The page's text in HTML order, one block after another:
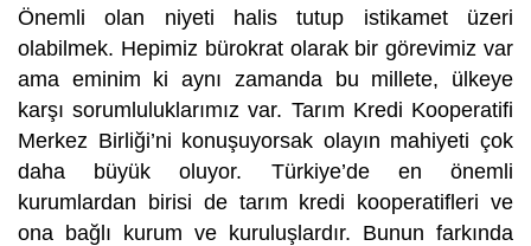
Önemli olan niyeti halis tutup istikamet üzeri
olabilmek. Hepimiz bürokrat olarak bir görevimiz var
ama eminim ki aynı zamanda bu millete, ülkeye
karşı sorumluluklarımız var. Tarım Kredi Kooperatifi
Merkez Birliği’ni konuşuyorsak olayın mahiyeti çok
daha büyük oluyor. Türkiye’de en önemli
kurumlardan birisi de tarım kredi kooperatifleri ve
ona bağlı kurum ve kuruluşlardır. Bunun farkında